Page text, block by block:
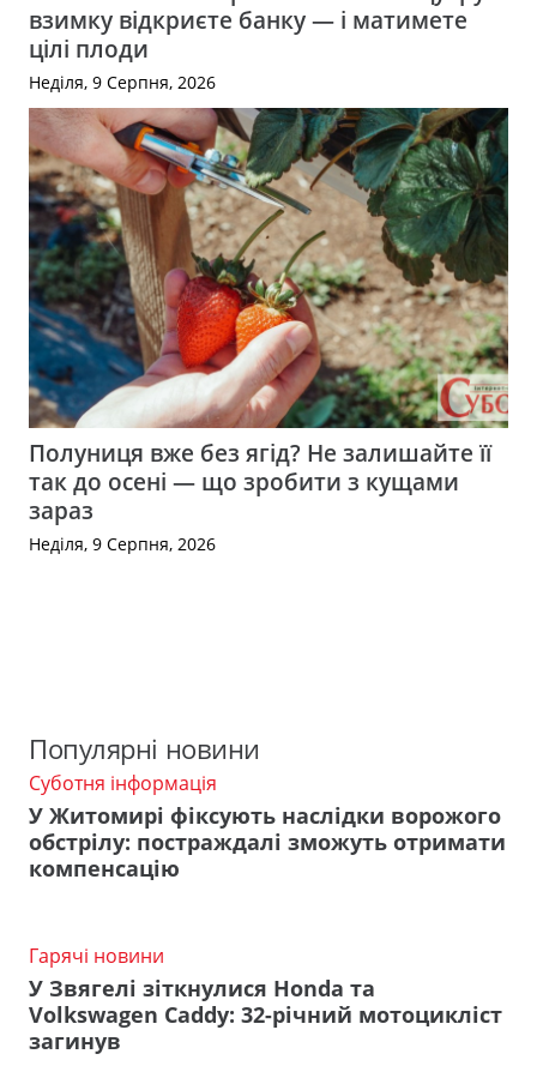
взимку відкриєте банку — і матимете
цілі плоди
Неділя, 9 Серпня, 2026
Полуниця вже без ягід? Не залишайте її
так до осені — що зробити з кущами
зараз
Неділя, 9 Серпня, 2026
Популярні новини
Суботня інформація
У Житомирі фіксують наслідки ворожого
обстрілу: постраждалі зможуть отримати
компенсацію
Гарячі новини
У Звягелі зіткнулися Honda та
Volkswagen Caddy: 32-річний мотоцикліст
загинув